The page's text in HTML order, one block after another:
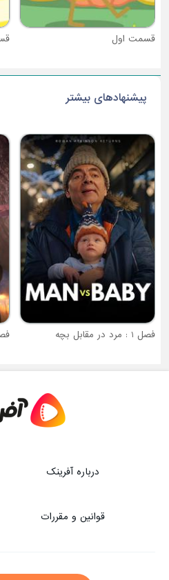
قسمت دوم
پیشنهادهای بیشتر
فصل 1 : پاندای کونگ فو کار
درباره آفرینک
قوانین و مقررات